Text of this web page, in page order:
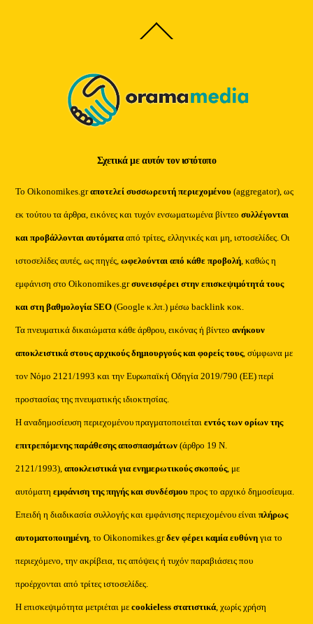
Back
To
Σχετικά με αυτόν τον ιστότοπο
Το Oikonomikes.grαποτελεί συσσωρευτή περιεχομένου (aggregator), ως
εκ τούτου τα άρθρα, εικόνες και τυχόν ενσωματωμένα βίντεοσυλλέγονται
και προβάλλονται αυτόματααπό τρίτες, ελληνικές και μη, ιστοσελίδες. Οι
ιστοσελίδες αυτές, ως πηγές,ωφελούνται από κάθε προβολή, καθώς η
εμφάνιση στο Oikonomikes.grσυνεισφέρει στην επισκεψιμότητά τους
και στη βαθμολογία SEO (Google κ.λπ.) μέσω backlink κοκ.
Τα πνευματικά δικαιώματα κάθε άρθρου, εικόνας ή βίντεοανήκουν
αποκλειστικά στους αρχικούς δημιουργούς και φορείς τους, σύμφωνα με
τον Νόμο 2121/1993 και την Ευρωπαϊκή Οδηγία 2019/790 (ΕΕ) περί
προστασίας της πνευματικής ιδιοκτησίας.
Η αναδημοσίευση περιεχομένου πραγματοποιείταιεντός των ορίων της
επιτρεπόμενης παράθεσης αποσπασμάτων (άρθρο 19 Ν.
2121/1993), αποκλειστικά για ενημερωτικούς σκοπούς, με
αυτόματηεμφάνιση της πηγής και συνδέσμου προς το αρχικό δημοσίευμα.
Επειδή η διαδικασία συλλογής και εμφάνισης περιεχομένου είναιπλήρως
αυτοματοποιημένη, το Oikonomikes.grδεν φέρει καμία ευθύνη για το
περιεχόμενο, την ακρίβεια, τις απόψεις ή τυχόν παραβιάσεις που
προέρχονται από τρίτες ιστοσελίδες.
Η επισκεψιμότητα μετριέται μεcookieless στατιστικά, χωρίς χρήση